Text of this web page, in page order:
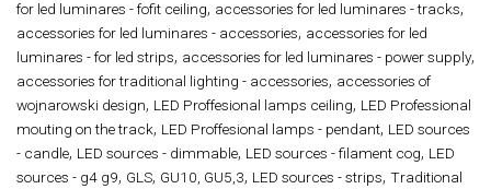
for led luminares - fofit ceiling, accessories for led luminares - tracks,
accessories for led luminares - accessories, accessories for led
luminares - for led strips, accessories for led luminares - power supply,
accessories for traditional lighting - accessories, accessories of
wojnarowski design, LED Proffesional lamps ceiling, LED Professional
mouting on the track, LED Proffesional lamps - pendant, LED sources
- candle, LED sources - dimmable, LED sources - filament cog, LED
sources - g4 g9, GLS, GU10, GU5,3, LED sources - strips, Traditional